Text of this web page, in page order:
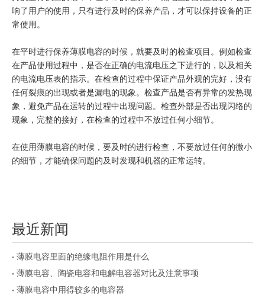
响了用户的使用，只有进行及时的保养产品，才可以保持设备的正
常使用。
在平时进行保养薄膜电容的时候，就要及时的检查项目。例如检查
在产品使用过程中，是否在正确的电流电压之下进行的，以及相关
的电流电压表的指示。在检查的过程中保证产品外观的完好，没有
任何裂痕的出现或者是漏电的现象。检查产品是否有异常的发热现
象，避免产品在运转的过程中出现问题。检查外部是否出现闪络的
现象，完整的接好，在检查的过程中不放过任何小细节。
在使用薄膜电容的时候，要及时的进行检查，不要放过任何的微小
的细节，才能确保问题的及时发现和机器的正常运转。
最近新闻
薄膜电容里面的绝缘电阻作用是什么
薄膜电容、陶瓷电容和电解电容器对比及注意事项
薄膜电容中用得较多的电容器